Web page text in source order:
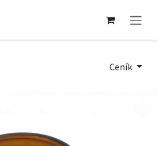
Ceník